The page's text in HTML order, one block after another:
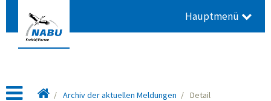
Hauptmenü
Startseite
Archiv der aktuellen Meldungen Detail